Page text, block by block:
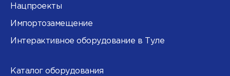
Нацпроекты
Импортозамещение
Интерактивное оборудование в Туле
Каталог оборудования